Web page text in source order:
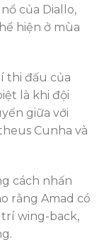
của Diallo,
hiện ở mùa
thi đấu của
là khi đội
giữa với
Cunha và
cách nhấn
rằng Amad có
wing-back,